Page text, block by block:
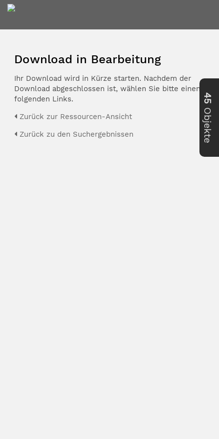
Download in Bearbeitung
Ihr Download wird in Kürze starten. Nachdem der
Download abgeschlossen ist, wählen Sie bitte einen der
folgenden Links.
Zurück zur Ressourcen-Ansicht
Zurück zu den Suchergebnissen
45
Objekte